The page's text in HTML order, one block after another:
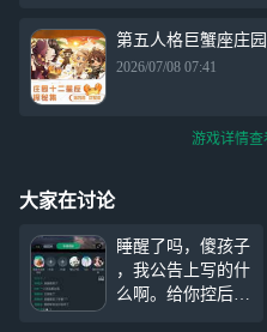
第五人格巨蟹座庄
2026/07/08 07:41
游戏详情
大家在讨论
睡醒了吗，傻孩子
，我公告上写的什
么啊。给你控后，